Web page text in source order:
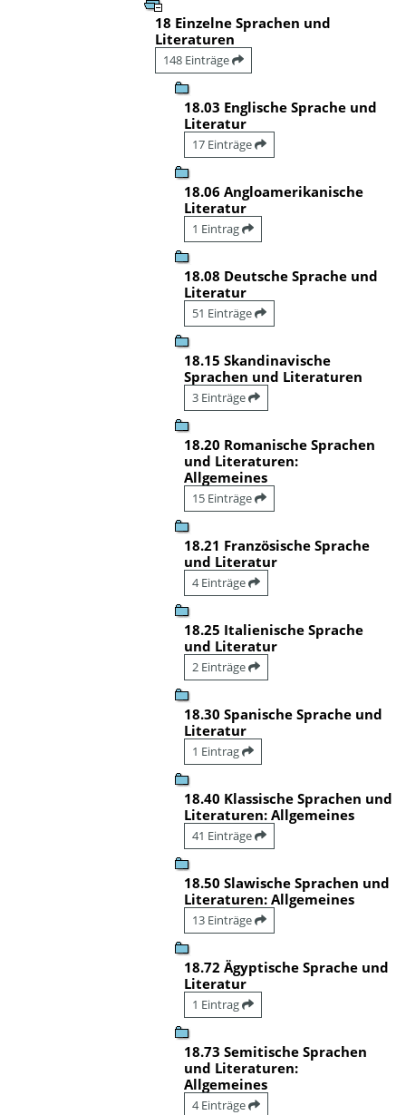
18 Einzelne Sprachen und
Literaturen
148 Einträge
18.03 Englische Sprache und
Literatur
17 Einträge
18.06 Angloamerikanische
Literatur
1 Eintrag
18.08 Deutsche Sprache und
Literatur
51 Einträge
18.15 Skandinavische
Sprachen und Literaturen
3 Einträge
18.20 Romanische Sprachen
und Literaturen:
Allgemeines
15 Einträge
18.21 Französische Sprache
und Literatur
4 Einträge
18.25 Italienische Sprache
und Literatur
2 Einträge
18.30 Spanische Sprache und
Literatur
1 Eintrag
18.40 Klassische Sprachen und
Literaturen: Allgemeines
41 Einträge
18.50 Slawische Sprachen und
Literaturen: Allgemeines
13 Einträge
18.72 Ägyptische Sprache und
Literatur
1 Eintrag
18.73 Semitische Sprachen
und Literaturen:
Allgemeines
4 Einträge